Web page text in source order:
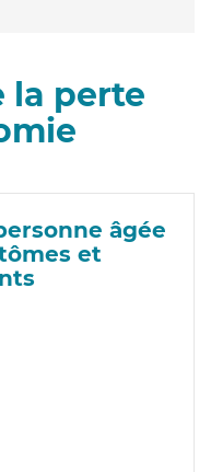
la perte
âgée
et